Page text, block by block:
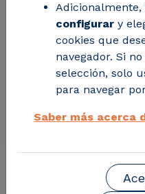
Descripción
Adicionalmente,
configurar y
cookies que
navegador. Si
selección, solo
para navegar
Saber más acerca